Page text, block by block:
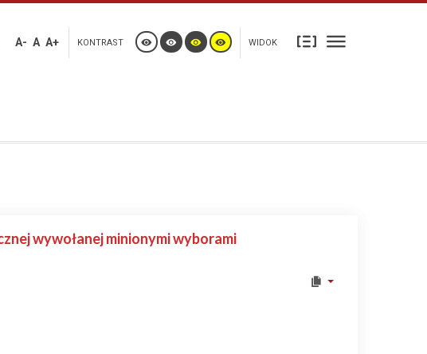
A- A A+ KONTRAST WIDOK
wywołanej minionymi wyborami